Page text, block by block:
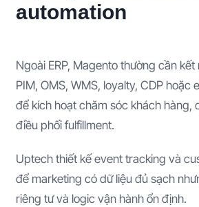
automation
Ngoài ERP, Magento thường cần kết
PIM, OMS, WMS, loyalty, CDP hoặc
để kích hoạt chăm sóc khách hàng,
điều phối fulfillment.
Uptech thiết kế event tracking và
để marketing có dữ liệu đủ sạch
riêng tư và logic vận hành ổn định.